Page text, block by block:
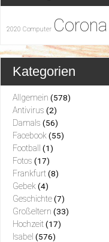
2020 Computer Corona
Kategorien
Allgemein (578)
Antivirus (2)
Damals (56)
Facebook (55)
Football (1)
Fotos (17)
Frankfurt (8)
Gebek (4)
Geschichte (7)
Großeltern (33)
Hochzeit (17)
Isabel (576)